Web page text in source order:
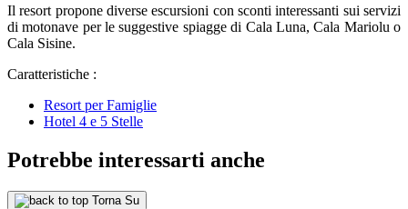
Il resort propone diverse escursioni con sconti interessanti sui servizi
di motonave per le suggestive spiagge di Cala Luna, Cala Mariolu o
Cala Sisine.
Caratteristiche :
Resort per Famiglie
Hotel 4 e 5 Stelle
Potrebbe interessarti anche
Torna Su